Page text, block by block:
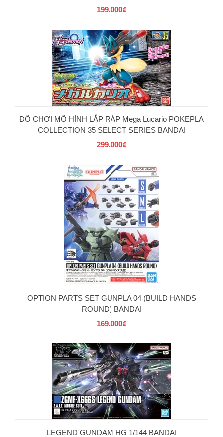
199.000₫
ĐỒ CHƠI MÔ HÌNH LẮP RÁP Mega Lucario POKEPLA
COLLECTION 35 SELECT SERIES BANDAI
299.000₫
OPTION PARTS SET GUNPLA 04 (BUILD HANDS
ROUND) BANDAI
169.000₫
LEGEND GUNDAM HG 1/144 BANDAI